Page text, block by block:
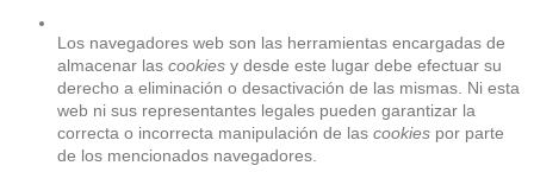
Los navegadores web son las herramientas encargadas de
almacenar las cookies y desde este lugar debe efectuar su
derecho a eliminación o desactivación de las mismas. Ni esta
web ni sus representantes legales pueden garantizar la
correcta o incorrecta manipulación de las cookies por parte
de los mencionados navegadores.